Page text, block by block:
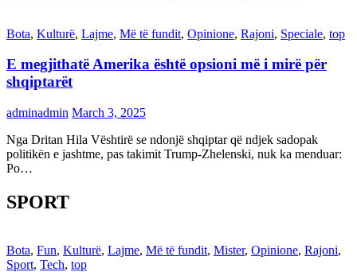
Bota, Kulturë, Lajme, Më të fundit, Opinione, Rajoni, Speciale, top
E megjithatë Amerika është opsioni më i mirë për
shqiptarët
adminadmin March 3, 2025
Nga Dritan Hila Vështirë se ndonjë shqiptar që ndjek sadopak
politikën e jashtme, pas takimit Trump-Zhelenski, nuk ka menduar:
Po…
SPORT
Bota, Fun, Kulturë, Lajme, Më të fundit, Mister, Opinione, Rajoni,
Sport, Tech, top